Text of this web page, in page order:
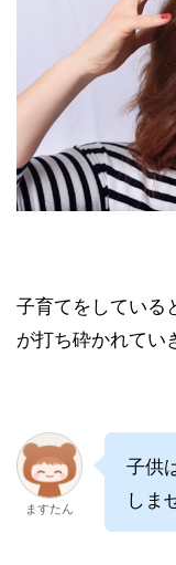
子育てをしている
が打ち砕かれてい
ますたん
子供
しま